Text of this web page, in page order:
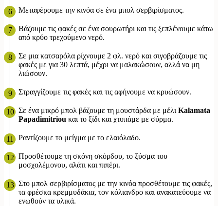
Μεταφέρουμε την κινόα σε ένα μπολ σερβιρίσματος.
Βάζουμε τις φακές σε ένα σουρωτήρι και τις ξεπλένουμε κάτω
από κρύο τρεχούμενο νερό.
Σε μια κατσαρόλα ρίχνουμε 2 φλ. νερό και σιγοβράζουμε τις
φακές με για 30 λεπτά, μέχρι να μαλακώσουν, αλλά να μη
λιώσουν.
Στραγγίζουμε τις φακές και τις αφήνουμε να κρυώσουν.
Σε ένα μικρό μπολ βάζουμε τη μουστάρδα με μέλι Kalamata
Papadimitriou και το ξίδι και χτυπάμε με σύρμα.
Ραντίζουμε το μείγμα με το ελαιόλαδο.
Προσθέτουμε τη σκόνη σκόρδου, το ξύσμα του
μοσχολέμονου, αλάτι και πιπέρι.
Στο μπολ σερβιρίσματος με την κινόα προσθέτουμε τις φακές,
τα φρέσκα κρεμμυδάκια, τον κόλιανδρο και ανακατεύουμε να
ενωθούν τα υλικά.